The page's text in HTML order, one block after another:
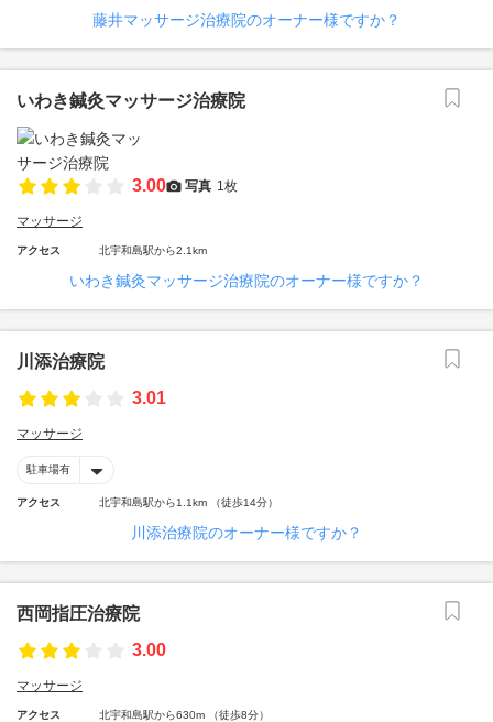
藤井マッサージ治療院のオーナー様ですか？
いわき鍼灸マッサージ治療院
3.00 写真 1枚
マッサージ
アクセス 北宇和島駅から2.1km
いわき鍼灸マッサージ治療院のオーナー様ですか？
川添治療院
3.01
マッサージ
駐車場有
アクセス 北宇和島駅から1.1km （徒歩14分）
川添治療院のオーナー様ですか？
西岡指圧治療院
3.00
マッサージ
アクセス 北宇和島駅から630m （徒歩8分）